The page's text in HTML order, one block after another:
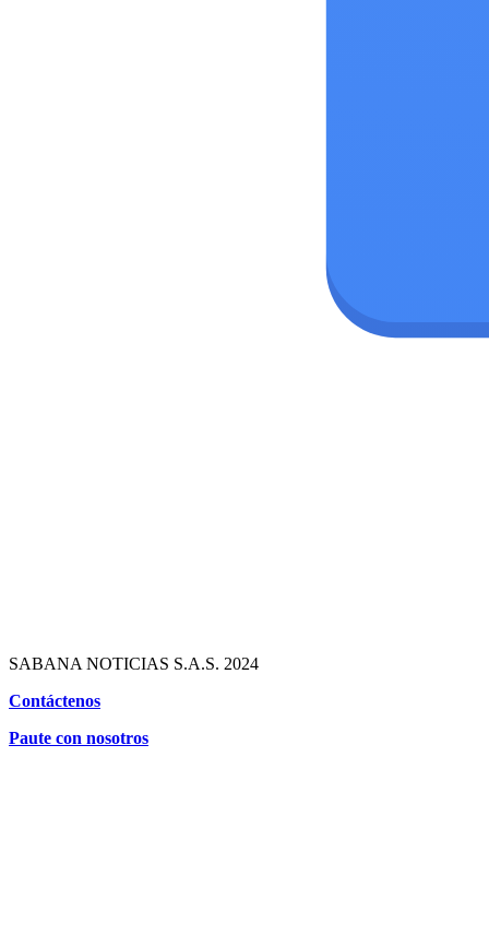
SABANA NOTICIAS S.A.S. 2024
Contáctenos
Paute con nosotros